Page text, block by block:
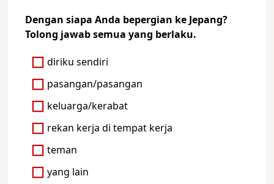
Dengan siapa Anda bepergian ke Jepang?
Tolong jawab semua yang berlaku.
diriku sendiri
pasangan/pasangan
keluarga/kerabat
rekan kerja di tempat kerja
teman
yang lain